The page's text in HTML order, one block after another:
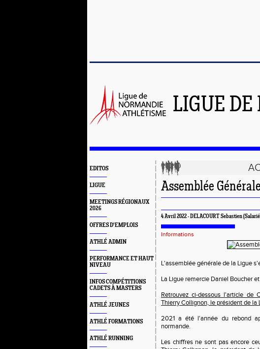
LIGUE
EDITOS
LIGUE
MEETINGS RÉGIONAUX
2026
OFFRES D'EMPLOIS
ATHLÉ ADMIN
PERFORMANCE ET HAUT
NIVEAU
INFOS COMPÉTITIONS
CADETS À MASTERS
ATHLÉ JEUNES
ATHLÉ FORMATIONS
ATHLÉ RUNNING
Assemblée
4 Avril 2022 - DELACOURT Sebastien
Informations
L'assemblée générale de la Ligue
La Ligue remercie Daniel Boucher
Retrouvez ci-dessous l'article de
Thierry Collignon, le président de la
2021 a été l'année du rebond
normande.
Les chiffres ne sont pas encore